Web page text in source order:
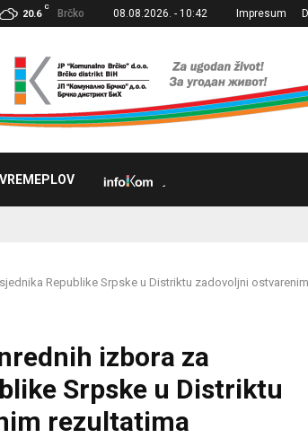
20.6
C
Brčko 08.08.2026. - 10:42 Impresum
VREMEPLOV
Republike Srpske u Distriktu zadovoljni ostvarenim
izbora za
Srpske u Distriktu
rezultatima